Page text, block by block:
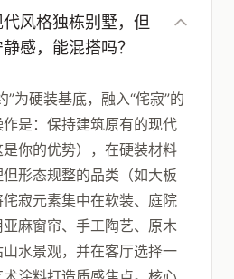
风格独栋别墅，但
感，能混搭吗？
”为硬装基底，融入“侘寂”的
是：保持建筑原有的现代
你的优势），在硬装材料
形态规整的品类（如大板
寂元素集中在软装、庭院
麻窗帘、手工陶艺、原木
水景观，并在客厅选择一